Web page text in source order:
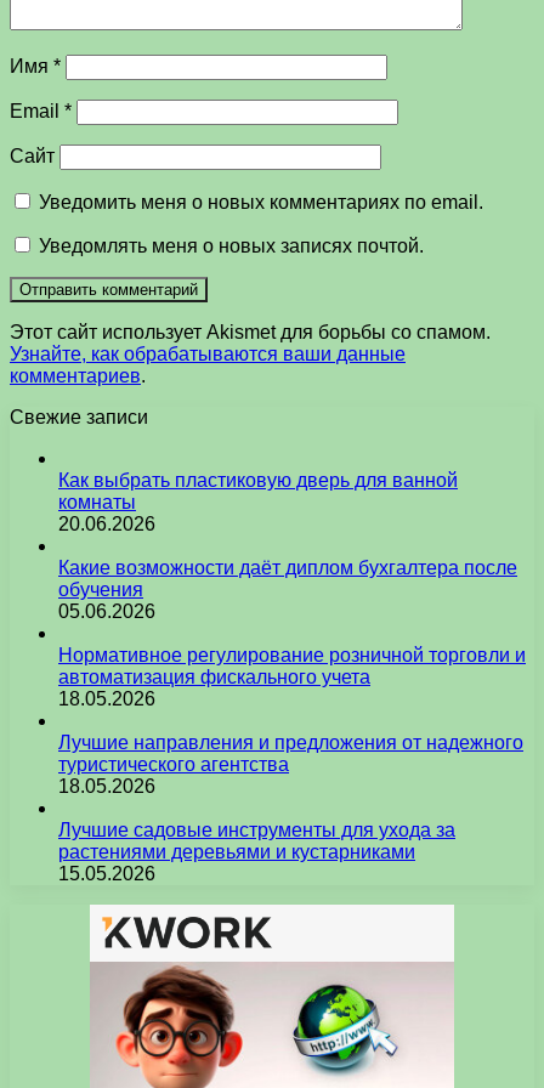
Имя *
Email *
Сайт
Уведомить меня о новых комментариях по email.
Уведомлять меня о новых записях почтой.
Этот сайт использует Akismet для борьбы со спамом.
Узнайте, как обрабатываются ваши данные
комментариев.
Свежие записи
Как выбрать пластиковую дверь для ванной
комнаты
20.06.2026
Какие возможности даёт диплом бухгалтера после
обучения
05.06.2026
Нормативное регулирование розничной торговли и
автоматизация фискального учета
18.05.2026
Лучшие направления и предложения от надежного
туристического агентства
18.05.2026
Лучшие садовые инструменты для ухода за
растениями деревьями и кустарниками
15.05.2026